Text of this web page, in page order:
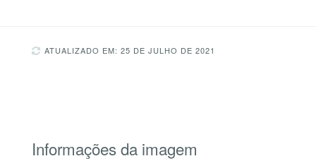
ATUALIZADO EM: 25 DE JULHO DE 2021
Informações da imagem